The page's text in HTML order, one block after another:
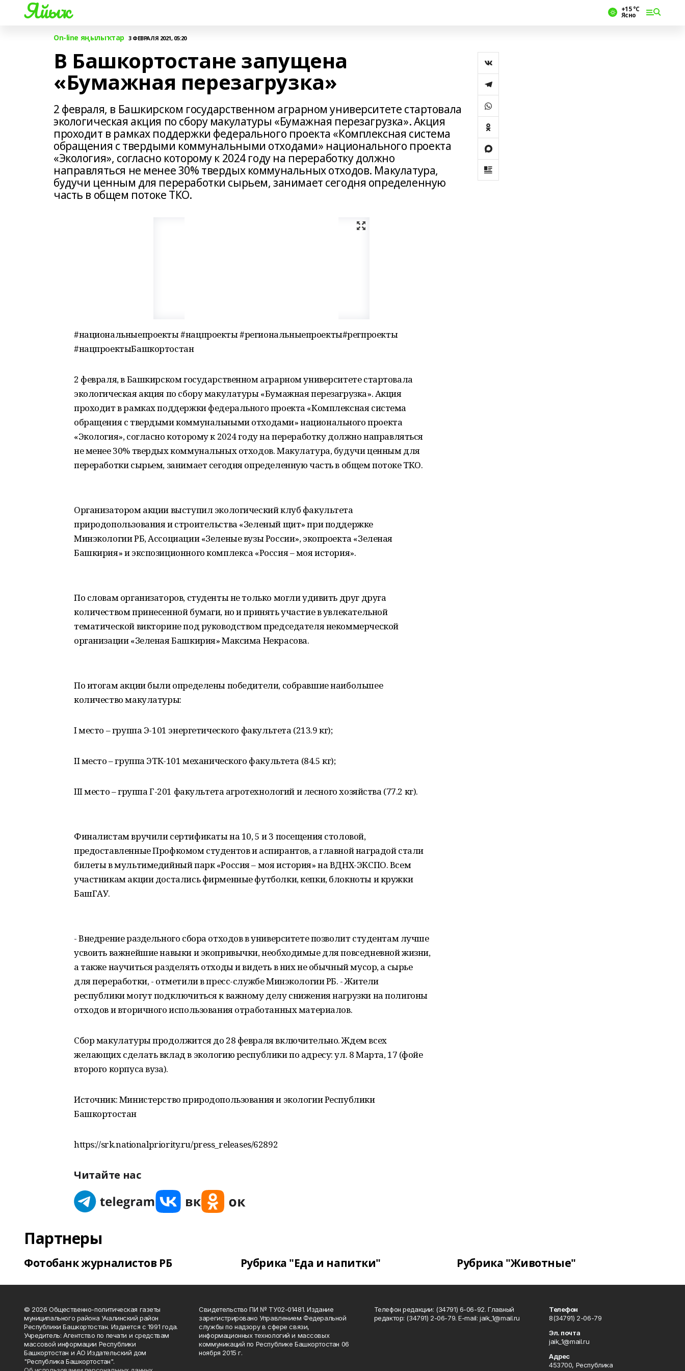
Яйыҡ +15 °С
Ясно
On-line яңылыҡтар 3 ФЕВРАЛЯ 2021, 05:20
В Башкортостане запущена
«Бумажная перезагрузка»
2 февраля, в Башкирском государственном аграрном университете стартовала
экологическая акция по сбору макулатуры «Бумажная перезагрузка». Акция
проходит в рамках поддержки федерального проекта «Комплексная система
обращения с твердыми коммунальными отходами» национального проекта
«Экология», согласно которому к 2024 году на переработку должно
направляться не менее 30% твердых коммунальных отходов. Макулатура,
будучи ценным для переработки сырьем, занимает сегодня определенную
часть в общем потоке ТКО.
#национальныепроекты #нацпроекты #региональныепроекты#регпроекты
#нацпроектыБашкортостан
2 февраля, в Башкирском государственном аграрном университете стартовала
экологическая акция по сбору макулатуры «Бумажная перезагрузка». Акция
проходит в рамках поддержки федерального проекта «Комплексная система
обращения с твердыми коммунальными отходами» национального проекта
«Экология», согласно которому к 2024 году на переработку должно направляться
не менее 30% твердых коммунальных отходов. Макулатура, будучи ценным для
переработки сырьем, занимает сегодня определенную часть в общем потоке ТКО.
Организатором акции выступил экологический клуб факультета
природопользования и строительства «Зеленый щит» при поддержке
Минэкологии РБ, Ассоциации «Зеленые вузы России», экопроекта «Зеленая
Башкирия» и экспозиционного комплекса «Россия – моя история».
По словам организаторов, студенты не только могли удивить друг друга
количеством принесенной бумаги, но и принять участие в увлекательной
тематической викторине под руководством председателя некоммерческой
организации «Зеленая Башкирия» Максима Некрасова.
По итогам акции были определены победители, собравшие наибольшее
количество макулатуры:
I место – группа Э-101 энергетического факультета (213.9 кг);
II место – группа ЭТК-101 механического факультета (84.5 кг);
III место – группа Г-201 факультета агротехнологий и лесного хозяйства (77.2 кг).
Финалистам вручили сертификаты на 10, 5 и 3 посещения столовой,
предоставленные Профкомом студентов и аспирантов, а главной наградой стали
билеты в мультимедийный парк «Россия – моя история» на ВДНХ-ЭКСПО. Всем
участникам акции достались фирменные футболки, кепки, блокноты и кружки
БашГАУ.
- Внедрение раздельного сбора отходов в университете позволит студентам лучше
усвоить важнейшие навыки и экопривычки, необходимые для повседневной жизни,
а также научиться разделять отходы и видеть в них не обычный мусор, а сырье
для переработки, - отметили в пресс-службе Минэкологии РБ. - Жители
республики могут подключиться к важному делу снижения нагрузки на полигоны
отходов и вторичного использования отработанных материалов.
Сбор макулатуры продолжится до 28 февраля включительно. Ждем всех
желающих сделать вклад в экологию республики по адресу: ул. 8 Марта, 17 (фойе
второго корпуса вуза).
Источник: Министерство природопользования и экологии Республики
Башкортостан
https://srk.nationalpriority.ru/press_releases/62892
Читайте нас
Партнеры
Фотобанк журналистов РБ Рубрика "Еда и напитки" Рубрика "Животные"
© 2026 Общественно-политическая газеты
муниципального района Учалинский район
Республики Башкортостан. Издается с 1991 года.
Учредитель: Агентство по печати и средствам
массовой информации Республики
Башкортостан и АО Издательский дом
"Республика Башкортостан".
Свидетельство ПИ № ТУ02-01481. Издание
зарегистрировано Управлением Федеральной
службы по надзору в сфере связи,
информационных технологий и массовых
коммуникаций по Республике Башкортостан 06
ноября 2015 г.
Телефон редакции: (34791) 6-06-92. Главный
редактор: (34791) 2-06-79. Е-mаil: jaik_1@mail.ru
Телефон
8(34791) 2-06-79
Эл. почта
jaik_1@mail.ru
Адрес
453700, Республика